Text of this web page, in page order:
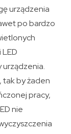
urządzenia
po bardzo
urządzenia.
tak by żaden
pracy,
nie